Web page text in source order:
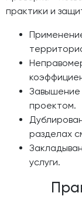
практики и
Завышение
проектом.
разделах
услуги.